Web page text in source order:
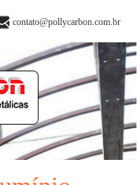
contato@pollycarbon.com.br